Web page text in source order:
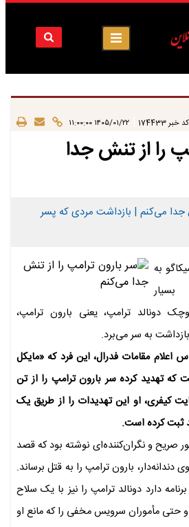
کد خبر 174433 ۱۴۰۵/۰۱/۲۲ ۱۱:۰۰:۰۰
را از تنش جدا
جدا می‌کنم | بازداشت مردی که پسر
شیکاگو به
بسیار
دونالد ترامپ، یعنی بارون ترامپ،
به سر می‌برد.
اعلام مقامات فدرال، این فرد که «مایکل
که تهدید کرده سر بارون ترامپ را از تن
کیفری، او این تهدیدات را از طریق یک
ثبت کرده است.
صریح و نگران‌کننده‌ای نوشته بود که قصد
دندانه‌دار، بارون ترامپ را به قتل برساند.
دارد دونالد ترامپ را نیز با یک سلاح
و حتی مأموران سرویس مخفی را که مانع او